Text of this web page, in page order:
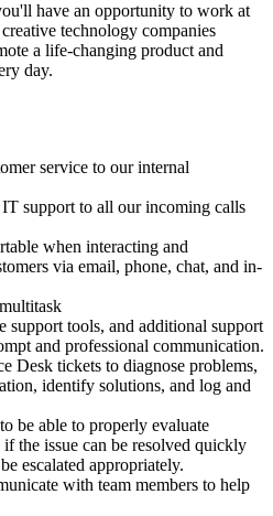
have an opportunity to work at
technology companies
a life-changing product and
day.
service to our internal
support to all our incoming calls
when interacting and
via email, phone, chat, and in-
support tools, and additional support
and professional communication.
Desk tickets to diagnose problems,
identify solutions, and log and
be able to properly evaluate
the issue can be resolved quickly
escalated appropriately.
with team members to help